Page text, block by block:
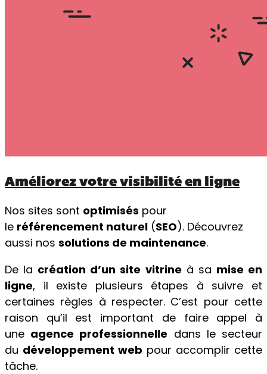
Améliorez votre visibilité en ligne​
Nos sites sont optimisés pour
le référencement naturel (SEO). Découvrez
aussi nos solutions de maintenance.
De la création d’un site vitrine à sa mise en
ligne, il existe plusieurs étapes à suivre et
certaines règles à respecter. C’est pour cette
raison qu’il est important de faire appel à
une agence professionnelle dans le secteur
du développement web pour accomplir cette
tâche.